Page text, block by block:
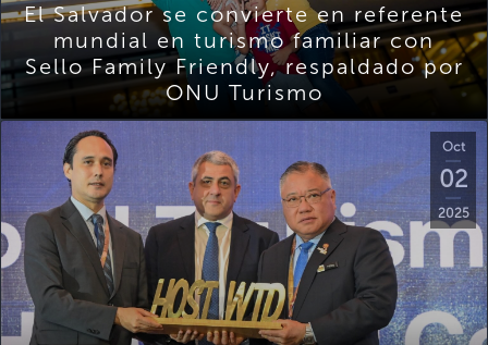
El Salvador se convierte en referente
mundial en turismo familiar con
Sello Family Friendly, respaldado por
ONU Turismo
Oct
02
2025